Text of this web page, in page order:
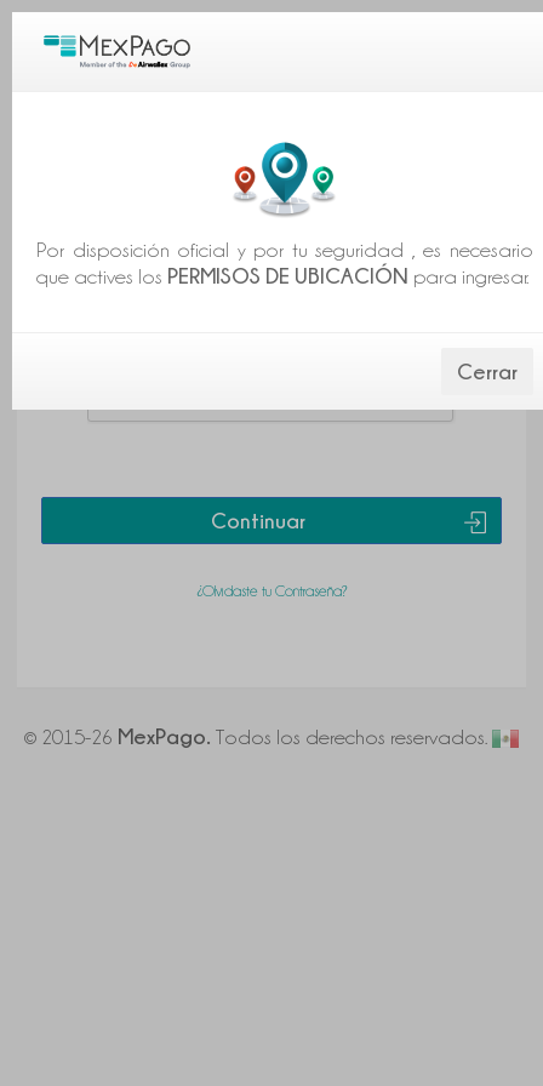
INICIAR SESIÓN
Continuar
¿Olvidaste tu Contraseña?
Por disposición oficial y por tu seguridad , es necesario
que actives los PERMISOS DE UBICACIÓN para ingresar.
Cerrar
© 2015-26 MexPago. Todos los derechos reservados.